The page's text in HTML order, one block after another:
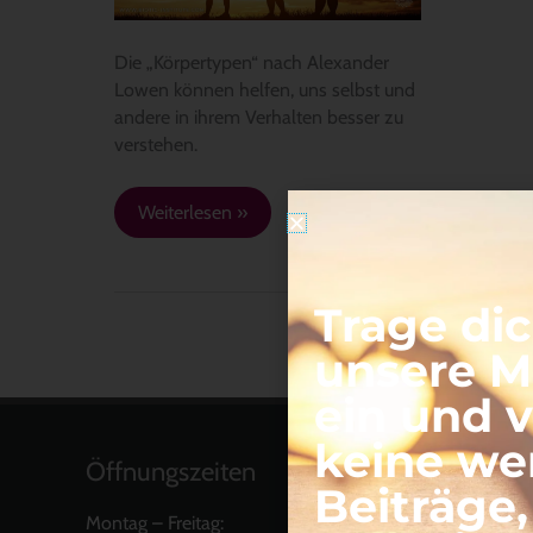
Die „Körpertypen“ nach Alexander
Lowen können helfen, uns selbst und
andere in ihrem Verhalten besser zu
verstehen.
Weiterlesen »
Öffnungszeiten
Montag – Freitag:
Trage
unsere
ein und
keine